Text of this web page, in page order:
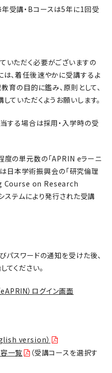
講・Bコースは5年に1回受
いただく必要がございますの
、着任後速やかに受講するよ
育の目的に鑑み、原則として、
ていただくようお願いします。
する場合は採用・入学時の受
度の単元数の「APRIN eラーニ
は日本学術振興会の「研究倫理
Course on Research
テムにより発行された受講
スワードの通知を受けた後、
てください。
）ログイン画面
version）
一覧
（受講コースを選択す